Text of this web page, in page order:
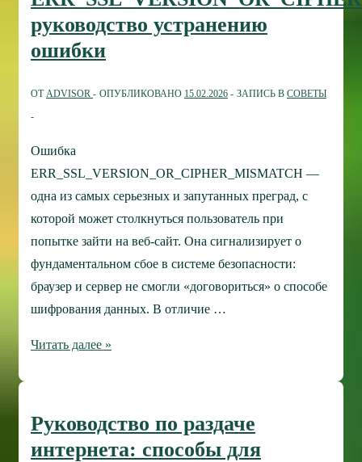
Intel
Core
и
Ryzen
руководство устранению
ошибки
ОТADVISOR ОПУБЛИКОВАНО 15.02.2026 ЗАПИСЬ В СОВЕТЫ
Ошибка
ERR_SSL_VERSION_OR_CIPHER_MISMATCH —
одна из самых серьезных и запутанных преград, с
которой может столкнуться пользователь при
попытке зайти на веб-сайт. Она сигнализирует о
фундаментальном сбое в системе безопасности:
браузер и сервер не смогли «договориться» о способе
шифрования данных. В отличие …
ERR_SSL_VERSION_OR_CIPHER_MISMATCH:
Читать далее »
Руководство по раздаче
интернета: способы для